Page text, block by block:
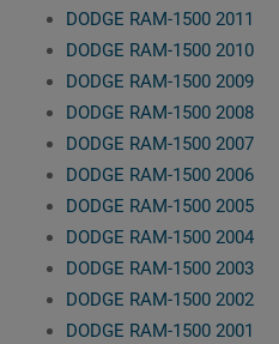
DODGE RAM-1500 2011
DODGE RAM-1500 2010
DODGE RAM-1500 2009
DODGE RAM-1500 2008
DODGE RAM-1500 2007
DODGE RAM-1500 2006
DODGE RAM-1500 2005
DODGE RAM-1500 2004
DODGE RAM-1500 2003
DODGE RAM-1500 2002
DODGE RAM-1500 2001